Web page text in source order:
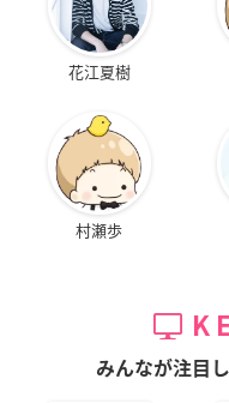
花江夏樹
村瀬歩
みんなが注目